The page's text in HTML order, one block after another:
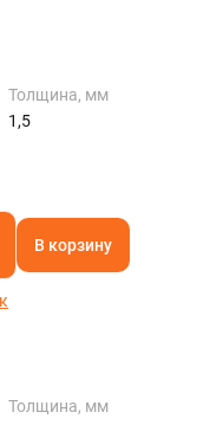
Толщина, мм
1,5
В корзину
Толщина, мм